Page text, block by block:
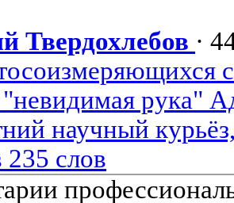
Твердохлебов ·
"невидимая рука"
научный
слов